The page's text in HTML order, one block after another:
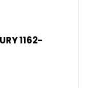
1162-